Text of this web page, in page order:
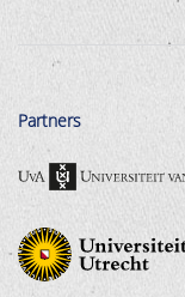
Partners